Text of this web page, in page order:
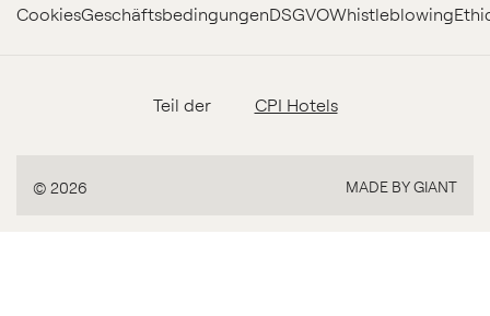
CookiesGeschäftsbedingungenDSGVOWhistleblowing
© 2026
Teil der CPI Hotels
MADE BY GIANT